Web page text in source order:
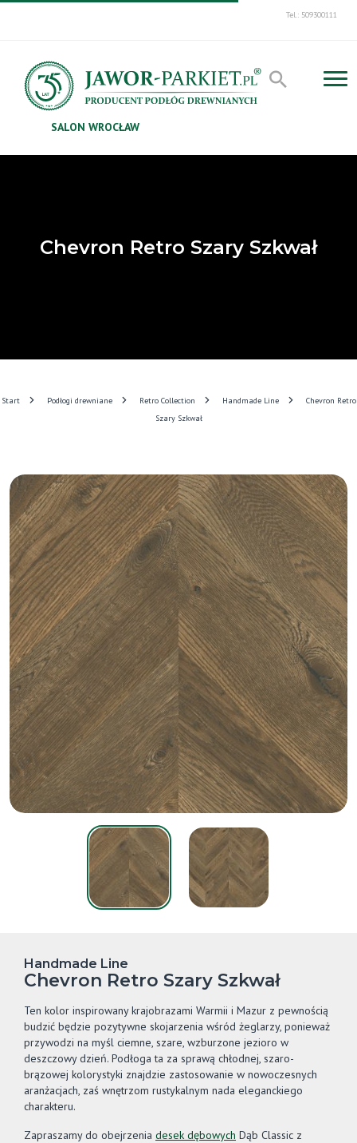
Tel.: 509300111
SALON WROCŁAW
Chevron Retro Szary Szkwał
Start Podłogi drewniane Retro Collection Handmade Line
Chevron Retro
Szary Szkwał
Handmade Line
Chevron Retro Szary Szkwał
Ten kolor inspirowany krajobrazami Warmii i Mazur z pewnością
budzić będzie pozytywne skojarzenia wśród żeglarzy, ponieważ
przywodzi na myśl ciemne, szare, wzburzone jezioro w
deszczowy dzień. Podłoga ta za sprawą chłodnej, szaro-
brązowej kolorystyki znajdzie zastosowanie w nowoczesnych
aranżacjach, zaś wnętrzom rustykalnym nada eleganckiego
charakteru.
Zapraszamy do obejrzenia desek dębowych Dąb Classic z